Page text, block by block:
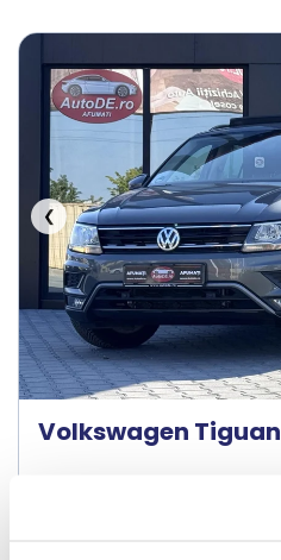
❮
Volkswagen Tiguan